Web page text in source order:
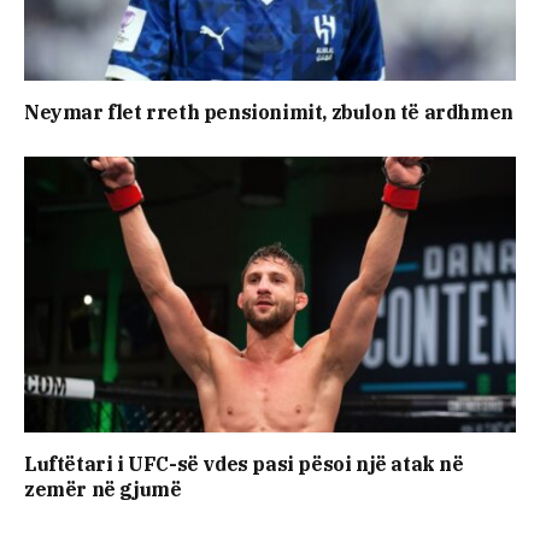
Neymar flet rreth pensionimit, zbulon të ardhmen
Luftëtari i UFC-së vdes pasi pësoi një atak në
zemër në gjumë